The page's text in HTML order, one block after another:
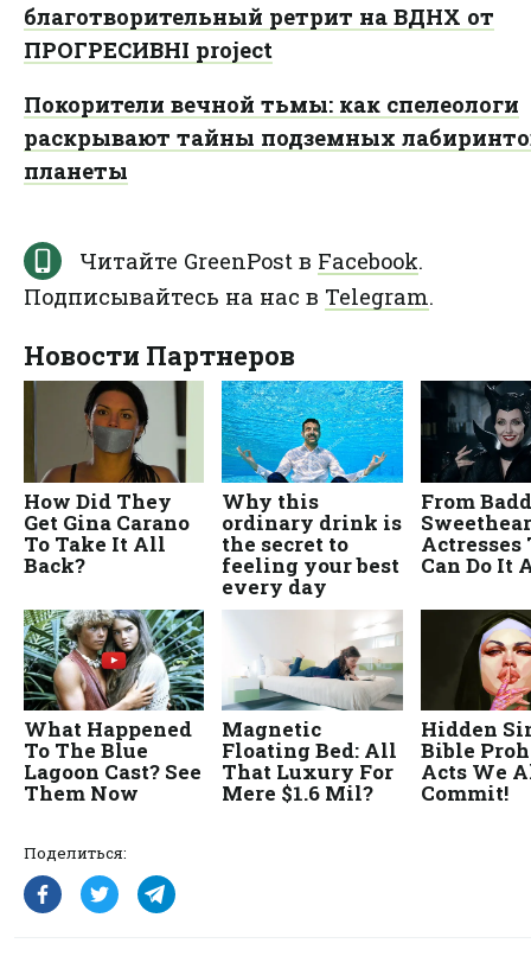
Поделиться:
благотворительный ретрит на ВДНХ от
ПРОГРЕСИВНІ project
Покорители вечной тьмы: как спелеологи
раскрывают тайны подземных
планеты
Читайте GreenPost в Facebook.
Подписывайтесь на нас в Telegram.